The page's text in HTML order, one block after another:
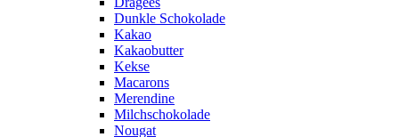
Dunkle Schokolade
Kakao
Kakaobutter
Kekse
Macarons
Merendine
Milchschokolade
Nougat